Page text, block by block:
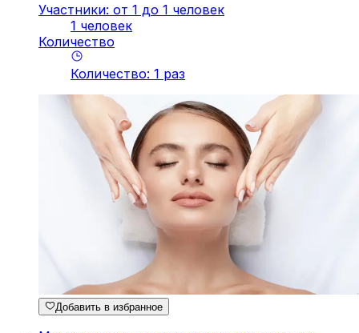
Участники: от 1 до 1 человек
1 человек
Количество
Количество: 1 pаз
Добавить в избранное